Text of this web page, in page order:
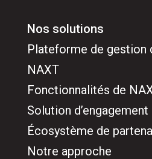
Nos solutions
Plateforme de gestion
NAXT
Fonctionnalités de
Solution
Écosystème de
Notre approche